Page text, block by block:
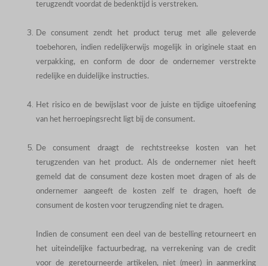
terugzendt voordat de bedenktijd is verstreken.
De consument zendt het product terug met alle geleverde
toebehoren, indien redelijkerwijs mogelijk in originele staat en
verpakking, en conform de door de ondernemer verstrekte
redelijke en duidelijke instructies.
Het risico en de bewijslast voor de juiste en tijdige uitoefening
van het herroepingsrecht ligt bij de consument.
De consument draagt de rechtstreekse kosten van het
terugzenden van het product. Als de ondernemer niet heeft
gemeld dat de consument deze kosten moet dragen of als de
ondernemer aangeeft de kosten zelf te dragen, hoeft de
consument de kosten voor terugzending niet te dragen.
Indien de consument een deel van de bestelling retourneert en
het uiteindelijke factuurbedrag, na verrekening van de credit
voor de geretourneerde artikelen, niet (meer) in aanmerking